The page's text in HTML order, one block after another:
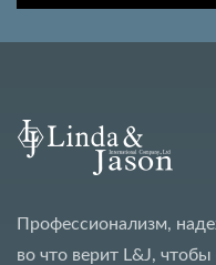
Профессионализм,
во что верит L&J,